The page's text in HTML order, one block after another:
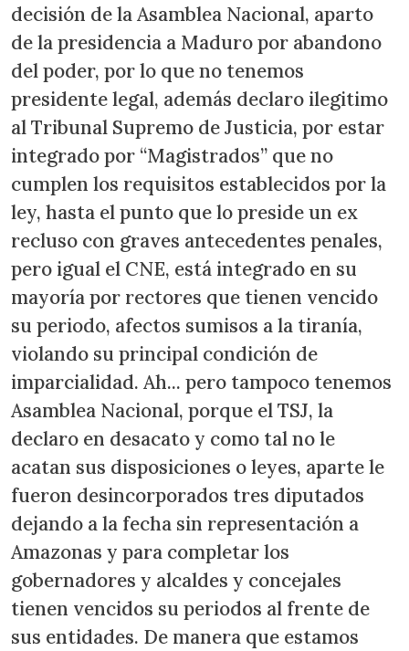
decisión de la Asamblea Nacional, aparto
de la presidencia a Maduro por abandono
del poder, por lo que no tenemos
presidente legal, además declaro ilegitimo
al Tribunal Supremo de Justicia, por estar
integrado por “Magistrados” que no
cumplen los requisitos establecidos por la
ley, hasta el punto que lo preside un ex
recluso con graves antecedentes penales,
pero igual el CNE, está integrado en su
mayoría por rectores que tienen vencido
su periodo, afectos sumisos a la tiranía,
violando su principal condición de
imparcialidad. Ah... pero tampoco tenemos
Asamblea Nacional, porque el TSJ, la
declaro en desacato y como tal no le
acatan sus disposiciones o leyes, aparte le
fueron desincorporados tres diputados
dejando a la fecha sin representación a
Amazonas y para completar los
gobernadores y alcaldes y concejales
tienen vencidos su periodos al frente de
sus entidades. De manera que estamos